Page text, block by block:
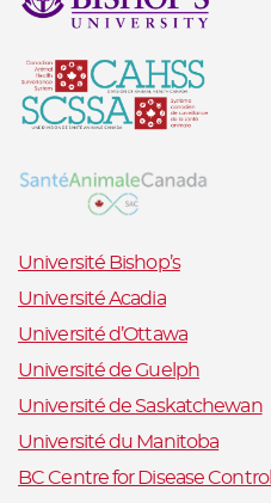
Université Bishop’s
Université Acadia
Université d’Ottawa
Université de Guelph
Université de Saskatchewan
Université du Manitoba
BC Centre for Disease Control